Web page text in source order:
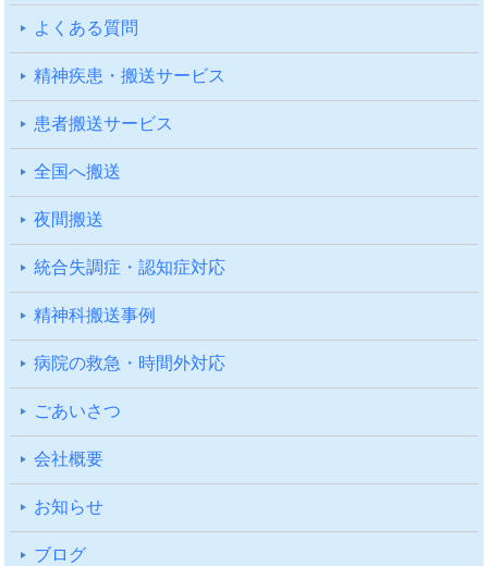
よくある質問
精神疾患・搬送サービス
患者搬送サービス
全国へ搬送
夜間搬送
統合失調症・認知症対応
精神科搬送事例
病院の救急・時間外対応
ごあいさつ
会社概要
お知らせ
ブログ